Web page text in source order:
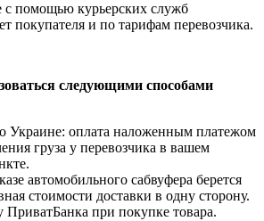
с помощью курьерских служб
покупателя и по тарифам перевозчика.
следующими способами
Украине: оплата наложенным платежом
груза у перевозчика в вашем
автомобильного сабвуфера берется
стоимости доставки в одну сторону.
ПриватБанка при покупке товара.